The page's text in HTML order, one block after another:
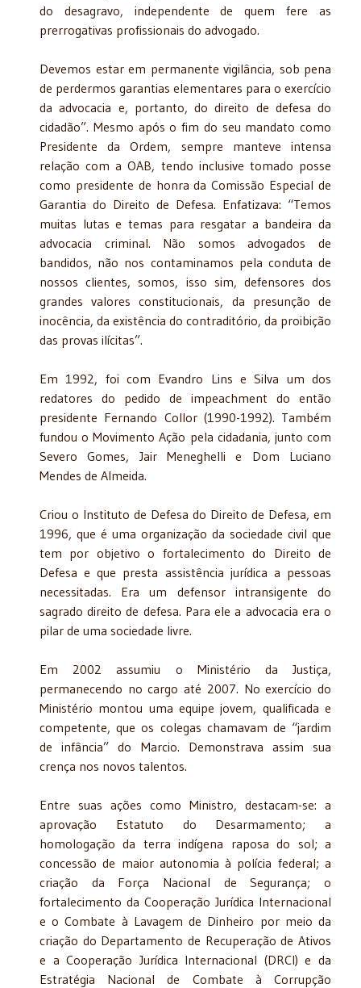
do desagravo, independente de quem fere as
prerrogativas profissionais do advogado.
Devemos estar em permanente vigilância, sob pena
de perdermos garantias elementares para o exercício
da advocacia e, portanto, do direito de defesa do
cidadão”. Mesmo após o fim do seu mandato como
Presidente da Ordem, sempre manteve intensa
relação com a OAB, tendo inclusive tomado posse
como presidente de honra da Comissão Especial de
Garantia do Direito de Defesa. Enfatizava: “Temos
muitas lutas e temas para resgatar a bandeira da
advocacia criminal. Não somos advogados de
bandidos, não nos contaminamos pela conduta de
nossos clientes, somos, isso sim, defensores dos
grandes valores constitucionais, da presunção de
inocência, da existência do contraditório, da proibição
das provas ilícitas”.
Em 1992, foi com Evandro Lins e Silva um dos
redatores do pedido de impeachment do então
presidente Fernando Collor (1990-1992). Também
fundou o Movimento Ação pela cidadania, junto com
Severo Gomes, Jair Meneghelli e Dom Luciano
Mendes de Almeida.
Criou o Instituto de Defesa do Direito de Defesa, em
1996, que é uma organização da sociedade civil que
tem por objetivo o fortalecimento do Direito de
Defesa e que presta assistência jurídica a pessoas
necessitadas. Era um defensor intransigente do
sagrado direito de defesa. Para ele a advocacia era o
pilar de uma sociedade livre.
Em 2002 assumiu o Ministério da Justiça,
permanecendo no cargo até 2007. No exercício do
Ministério montou uma equipe jovem, qualificada e
competente, que os colegas chamavam de “jardim
de infância” do Marcio. Demonstrava assim sua
crença nos novos talentos.
Entre suas ações como Ministro, destacam-se: a
aprovação Estatuto do Desarmamento; a
homologação da terra indígena raposa do sol; a
concessão de maior autonomia à polícia federal; a
criação da Força Nacional de Segurança; o
fortalecimento da Cooperação Jurídica Internacional
e o Combate à Lavagem de Dinheiro por meio da
criação do Departamento de Recuperação de Ativos
e a Cooperação Jurídica Internacional (DRCI) e da
Estratégia Nacional de Combate à Corrupção